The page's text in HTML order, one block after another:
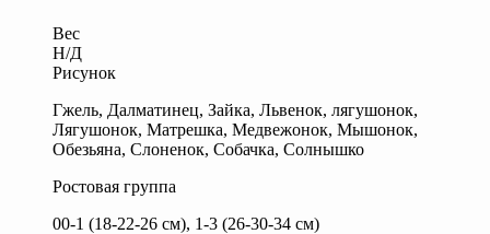
Вес
Н/Д
Рисунок
Гжель, Далматинец, Зайка, Львенок, лягушонок,
Лягушонок, Матрешка, Медвежонок, Мышонок,
Обезьяна, Слоненок, Собачка, Солнышко
Ростовая группа
00-1 (18-22-26 см), 1-3 (26-30-34 см)